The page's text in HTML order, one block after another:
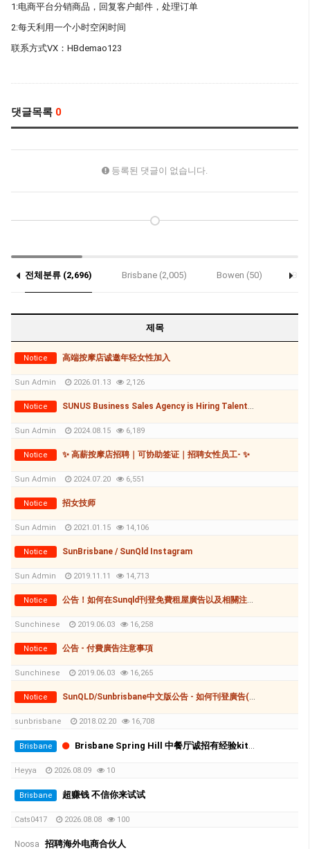
1:电商平台分销商品，回复客户邮件，处理订单
2:每天利用一个小时空闲时间
联系方式VX：HBdemao123
댓글목록 0
등록된 댓글이 없습니다.
전체분류 (2,696) Brisbane (2,005) Bowen (50)
제목
Notice 高端按摩店诚邀年轻女性加入
Sun Admin 2026.01.13 2,126
Notice SUNUS Business Sales Agency is Hiring Talented Individuals to Grow Together!
Sun Admin 2024.08.15 6,189
Notice ✨ 高薪按摩店招聘｜可协助签证｜招聘女性员工- ✨
Sun Admin 2024.07.20 6,551
Notice 招女技师
Sun Admin 2021.01.15 14,106
Notice SunBrisbane / SunQld Instagram
Sun Admin 2019.11.11 14,713
Notice 公告！如何在Sunqld刊登免費租屋廣告以及相關注意事項
Sunchinese 2019.06.03 16,258
Notice 公告 - 付費廣告注意事項
Sunchinese 2019.06.03 16,265
Notice SunQLD/Sunbrisbane中文版公告 - 如何刊登廣告(付費和免費)
sunbrisbane 2018.02.20 16,708
Brisbane Brisbane Spring Hill 中餐厅诚招有经验kitchen hand
Heyya 2026.08.09 10
Brisbane 超赚钱 不信你来试试
Cats0417 2026.08.08 100
Noosa 招聘海外电商合伙人